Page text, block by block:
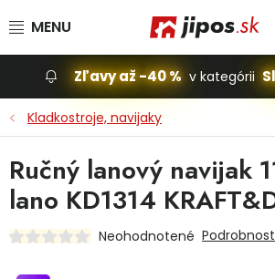
Slevoakce
Stavba, dom
Dielňa
Zľavy až -40 % v kategórii
Kladkostroje, navijaky
Ručný lanový navijak
lano KD1314
Neohodnotené